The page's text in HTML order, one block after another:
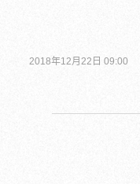
2018年12月22日 09:00